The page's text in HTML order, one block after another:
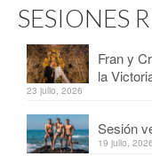
SESIONES
Fran y
la
23 julio, 2026
Sesión
19 julio, 2026